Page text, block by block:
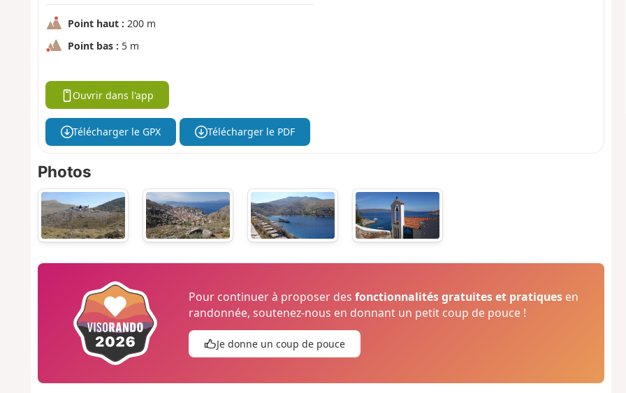
Point haut : 200 m
Point bas : 5 m
Ouvrir dans l'app
Télécharger le GPX Télécharger le PDF
Photos
Pour continuer à proposer desfonctionnalités gratuites et pratiques en
randonnée, soutenez-nous en donnant un petit coup de pouce !
Je donne un coup de pouce